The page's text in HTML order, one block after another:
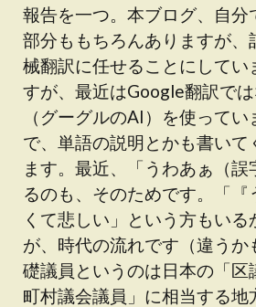
報告を一つ。本ブログ、自分
部分ももちろんありますが、
械翻訳に任せることにしてい
すが、最近はGoogle翻訳で
（グーグルのAI）を使って
で、単語の説明とかも書いて
ます。最近、「うわあぁ（
るのも、そのためです。「『
くて悲しい」という方もいる
が、時代の流れです（違うか
礎議員というのは日本の「区
町村議会議員」に相当する地